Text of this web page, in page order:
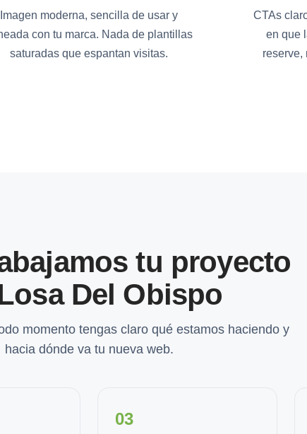
Imagen moderna, sencilla de usar y
con tu marca. Nada de plantillas
saturadas que espantan visitas.
CTAs
en que
reserve,
tu proyecto
Del Obispo
momento tengas claro qué estamos haciendo y
hacia dónde va tu nueva web.
03